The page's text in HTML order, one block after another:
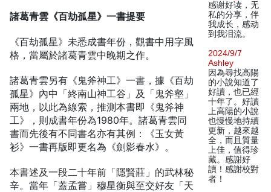
諸葛青雲《百劫孤星》一書提要
《百劫孤星》未悉成書年份，觀書中用字風
格，當屬於諸葛青雲中晚期之作。
諸葛青雲另有《鬼斧神工》一書，據《百劫
孤星》內中「終南山神工谷」及「鬼斧壑」
兩地，以此為線索，推測本書即《鬼斧神
工》，則成書年份為1980年。諸葛青雲同
書而先後有不同書名亦有其例：《玉女黃
衫》一書再版即更名為《劍影春水》。
本書述及一段二十年前「隱賢莊」的武林秘
辛。當年「蓋孟嘗」穆星衡與至交好友「天
感谢好读，无
私的分享，伴
我成长，感动
到我泪流。
2024/9/7
Ashley
因為尋找高陽
的小說知道了
好讀，也已經
十年了。好讀
上高陽的小說
也慢慢地持續
更新，越來越
全，而且質量
上佳，值得珍
藏。感謝好
讀！感謝校對
者！